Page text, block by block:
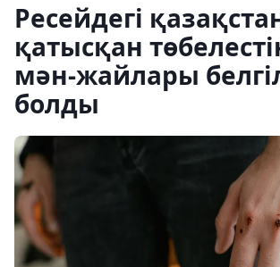
Ресейдегі
қатысқан
мән-жайлары
болды